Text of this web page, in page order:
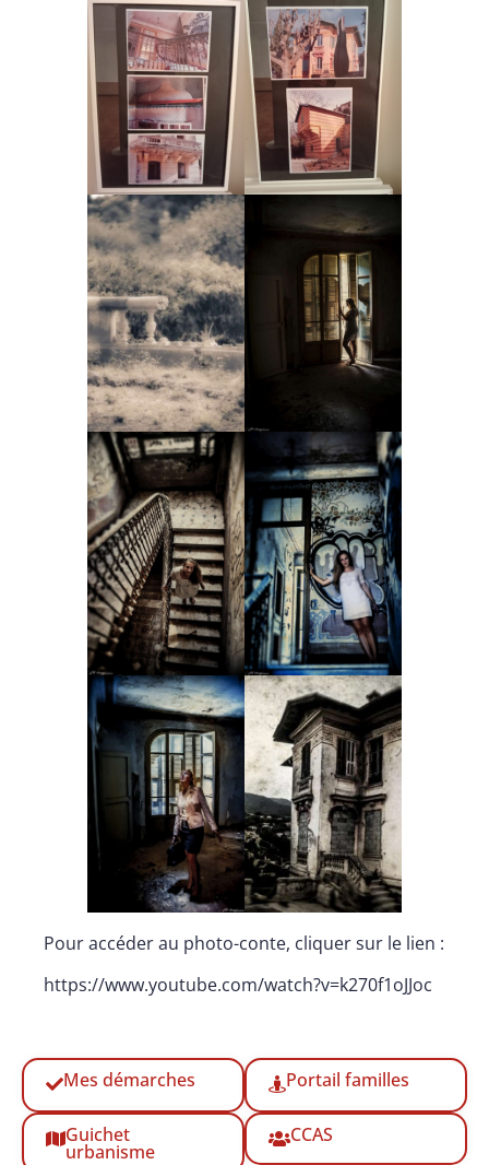
Pour accéder au photo-conte, cliquer sur le lien :
https://www.youtube.com/watch?v=k270f1oJJoc
Mes démarches Portail familles
Guichet
urbanisme
CCAS